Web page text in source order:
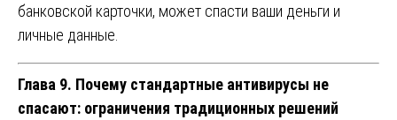
банковской карточки, может спасти ваши деньги и
личные данные.
Глава 9. Почему стандартные антивирусы не
спасают: ограничения традиционных решений